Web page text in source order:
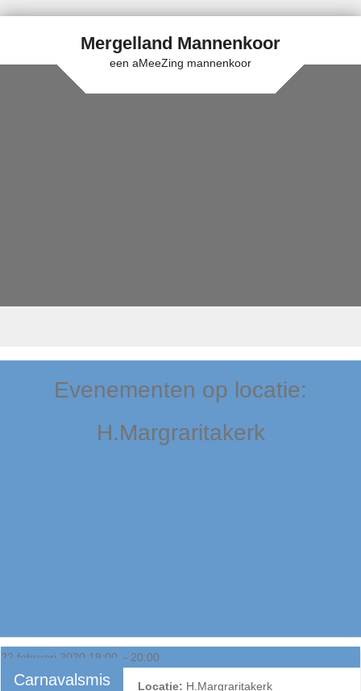
Mergelland Mannenkoor
een aMeeZing mannenkoor
Evenementen op locatie:
H.Margraritakerk
Carnavalsmis
22 februari 2020 19:00 – 20:00
Locatie: H.Margraritakerk